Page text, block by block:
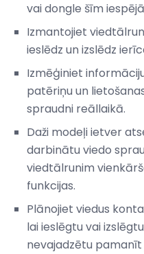
vai dongle šīm
Izmantojiet
ieslēdz un izslēdz
Izmēģiniet
patēriņu un
spraudni reāllaikā.
Daži modeļi ietver
darbinātu viedo
viedtālrunim
funkcijas.
Plānojiet viedus
lai ieslēgtu vai
nevajadzētu